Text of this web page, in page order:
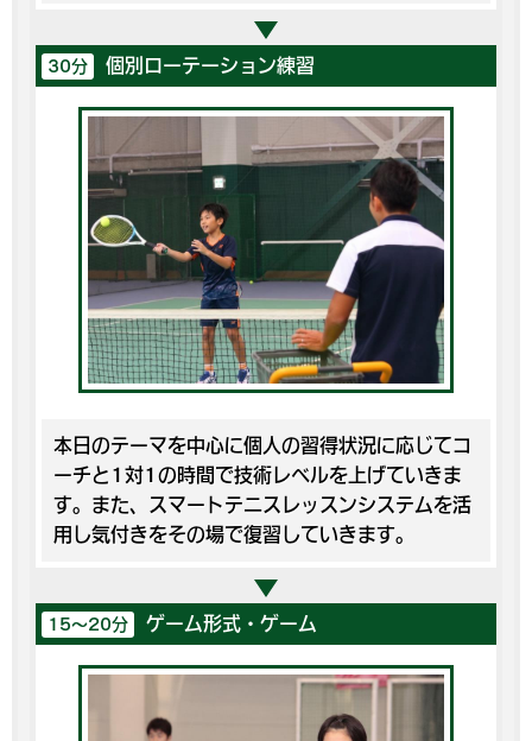
30分 個別ローテーション練習
本日のテーマを中心に個人の習得状況に応じてコ
ーチと1対1の時間で技術レベルを上げていきま
す。また、スマートテニスレッスンシステムを活
用し気付きをその場で復習していきます。
15～20分 ゲーム形式・ゲーム